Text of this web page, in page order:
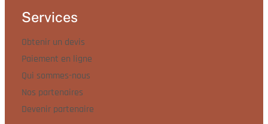
Services
Obtenir un devis
Paiement en ligne
Qui sommes-nous
Nos partenaires
Devenir partenaire